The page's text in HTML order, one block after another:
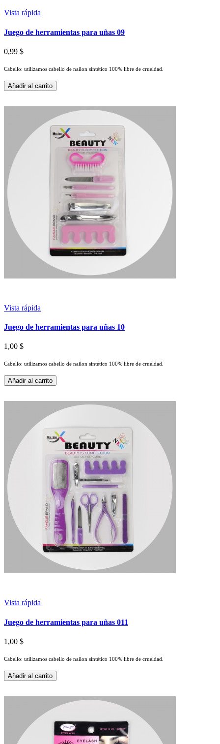
Vista rápida
Juego de herramientas para uñas 09
0,99 $
Cabello: utilizamos cabello de nailon sintético 100% libre de crueldad.
Añadir al carrito
Vista rápida
Juego de herramientas para uñas 10
1,00 $
Cabello: utilizamos cabello de nailon sintético 100% libre de crueldad.
Añadir al carrito
Vista rápida
Juego de herramientas para uñas 011
1,00 $
Cabello: utilizamos cabello de nailon sintético 100% libre de crueldad.
Añadir al carrito